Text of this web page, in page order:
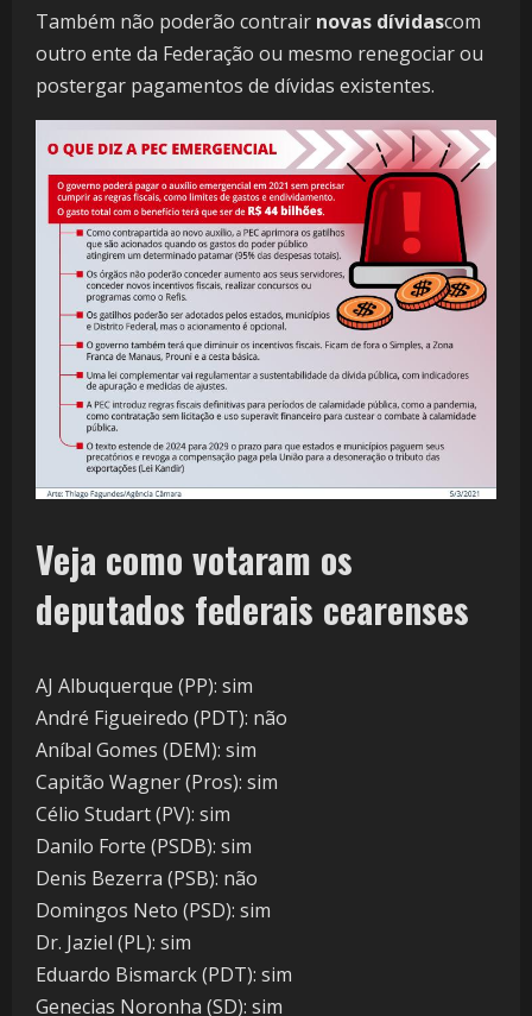
Também não poderão contrair novas dívidascom
outro ente da Federação ou mesmo renegociar ou
postergar pagamentos de dívidas existentes.
Veja como votaram os
deputados federais cearenses
AJ Albuquerque (PP): sim
André Figueiredo (PDT): não
Aníbal Gomes (DEM): sim
Capitão Wagner (Pros): sim
Célio Studart (PV): sim
Danilo Forte (PSDB): sim
Denis Bezerra (PSB): não
Domingos Neto (PSD): sim
Dr. Jaziel (PL): sim
Eduardo Bismarck (PDT): sim
Genecias Noronha (SD): sim